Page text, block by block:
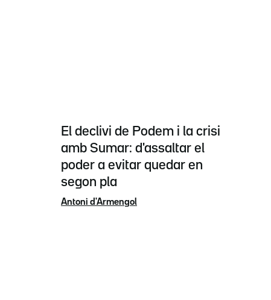
El declivi de Podem i la crisi
amb Sumar: d'assaltar el
poder a evitar quedar en
segon pla
Antoni d'Armengol